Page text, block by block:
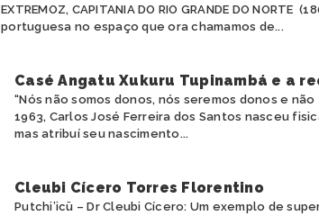
EXTREMOZ, CAPITANIA DO RIO GRANDE DO
portuguesa no espaço que ora chamamos de...
Casé Angatu Xukuru Tupinambá e a
“Nós não somos donos, nós seremos donos e
1963, Carlos José Ferreira dos Santos nasceu
mas atribuí seu nascimento...
Cleubi Cícero Torres Florentino
Putchi’icü – Dr Cleubi Cícero: Um exemplo de